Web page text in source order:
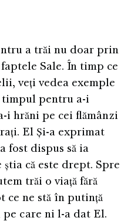
a trăi nu doar prin
Sale. În timp ce
veți vedea exemple
timpul pentru a-i
i hrăni pe cei flămânzi
El Și-a exprimat
fost dispus să ia
că este drept. Spre
trăi o viață fără
ce ne stă în putință
care ni l-a dat El.